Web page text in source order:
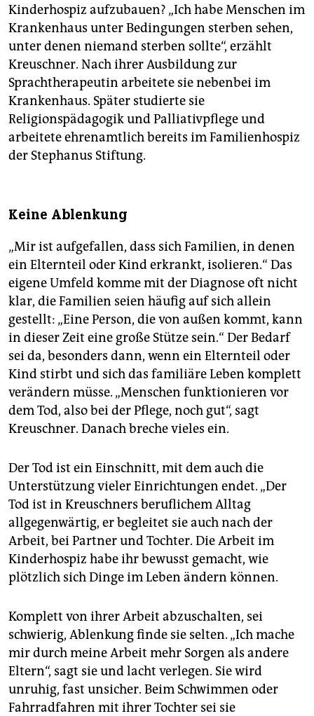
Kinderhospiz aufzubauen? „Ich habe Menschen im
Krankenhaus unter Bedingungen sterben sehen,
unter denen niemand sterben sollte“, erzählt
Kreuschner. Nach ihrer Ausbildung zur
Sprachtherapeutin arbeitete sie nebenbei im
Krankenhaus. Später studierte sie
Religionspädagogik und Palliativpflege und
arbeitete ehrenamtlich bereits im Familienhospiz
der Stephanus Stiftung.
Keine Ablenkung
„Mir ist aufgefallen, dass sich Familien, in denen
ein Elternteil oder Kind erkrankt, isolieren.“ Das
eigene Umfeld komme mit der Diagnose oft nicht
klar, die Familien seien häufig auf sich allein
gestellt: „Eine Person, die von außen kommt, kann
in dieser Zeit eine große Stütze sein.“ Der Bedarf
sei da, besonders dann, wenn ein Elternteil oder
Kind stirbt und sich das familiäre Leben komplett
verändern müsse. „Menschen funktionieren vor
dem Tod, also bei der Pflege, noch gut“, sagt
Kreuschner. Danach breche vieles ein.
Der Tod ist ein Einschnitt, mit dem auch die
Unterstützung vieler Einrichtungen endet. „Der
Tod ist in Kreuschners beruflichem Alltag
allgegenwärtig, er begleitet sie auch nach der
Arbeit, bei Partner und Tochter. Die Arbeit im
Kinderhospiz habe ihr bewusst gemacht, wie
plötzlich sich Dinge im Leben ändern können.
Komplett von ihrer Arbeit abzuschalten, sei
schwierig, Ablenkung finde sie selten. „Ich mache
mir durch meine Arbeit mehr Sorgen als andere
Eltern“, sagt sie und lacht verlegen. Sie wird
unruhig, fast unsicher. Beim Schwimmen oder
Fahrradfahren mit ihrer Tochter sei sie